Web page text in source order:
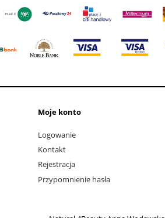
Moje konto
Logowanie
Kontakt
Rejestracja
Przypomnienie hasła